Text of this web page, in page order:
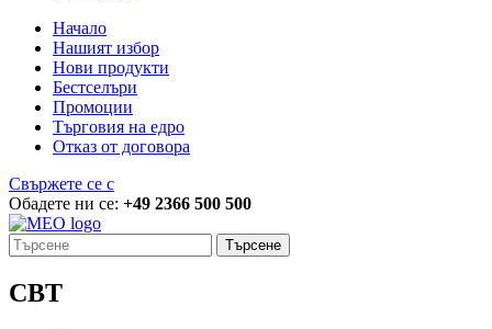
Начало
Нашият избор
Нови продукти
Бестселъри
Промоции
Търговия на едро
Отказ от договора
Свържете се с
Обадете ни се: +49 2366 500 500
Търсене
CBT